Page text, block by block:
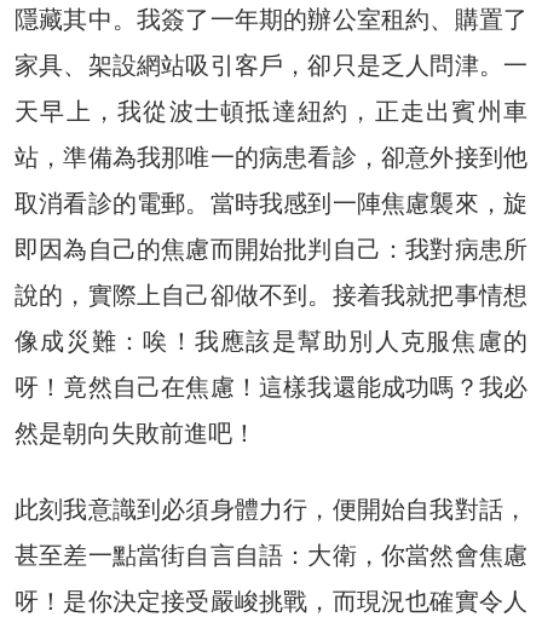
隱藏其中。我簽了一年期的辦公室租約、購置了
家具、架設網站吸引客戶，卻只是乏人問津。一
天早上，我從波士頓抵達紐約，正走出賓州車
站，準備為我那唯一的病患看診，卻意外接到他
取消看診的電郵。當時我感到一陣焦慮襲來，旋
即因為自己的焦慮而開始批判自己：我對病患所
說的，實際上自己卻做不到。接着我就把事情想
像成災難：唉！我應該是幫助別人克服焦慮的
呀！竟然自己在焦慮！這樣我還能成功嗎？我必
然是朝向失敗前進吧！
此刻我意識到必須身體力行，便開始自我對話，
甚至差一點當街自言自語：大衛，你當然會焦慮
呀！是你決定接受嚴峻挑戰，而現況也確實令人